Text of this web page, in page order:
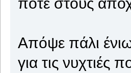
Απόψε πάλι
για τις νυχτιές